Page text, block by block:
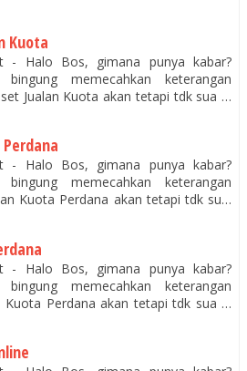
Kuota
- Halo Bos, gimana punya kabar?
memecahkan keterangan
Jualan Kuota akan tetapi tdk sua …
- Halo Bos, gimana punya kabar?
memecahkan keterangan
Kuota Perdana akan tetapi tdk su…
- Halo Bos, gimana punya kabar?
memecahkan keterangan
Kuota Perdana akan tetapi tdk sua …